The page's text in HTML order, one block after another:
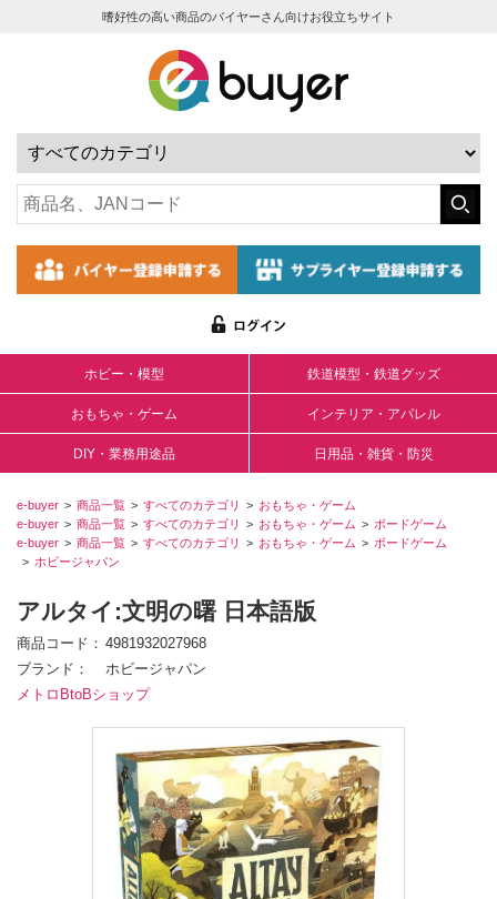
嗜好性の高い商品のバイヤーさん向けお役立ちサイト
ホビー・模型 鉄道模型・鉄道グッズ
おもちゃ・ゲーム インテリア・アパレル
DIY・業務用途品 日用品・雑貨・防災
e-buyer 商品一覧 すべてのカテゴリ
おもちゃ・ゲーム
e-buyer
商品一覧 すべてのカテゴリ おもちゃ・ゲーム
ボードゲーム
e-buyer
商品一覧 すべてのカテゴリ おもちゃ・ゲーム
ボードゲーム
ホビージャパン
アルタイ:文明の曙 日本語版
商品コード
4981932027968
ブランド
ホビージャパン
メトロBtoBショップ